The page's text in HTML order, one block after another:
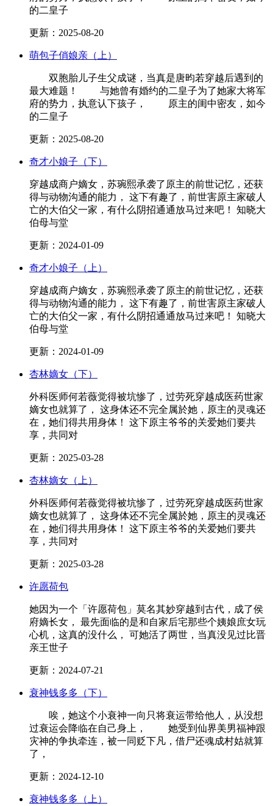
的二皇子
更新：2025-08-20
萌包子俏娘亲（上）
双胞胎儿子生父成谜，当真是唐昀若穿越后遇到的
最大难题！ 与她曾有婚约的二皇子为了她家大将军
府的势力，执意认下孩子， 原主的闺中密友，如今
的二皇子
更新：2025-08-20
奇才小娘子（下）
穿越成商户嫡女，苏琬熙承袭了原主的前世记忆，还获
得与动物沟通的能力， 这下有趣了，前世害原主家破人
亡的大伯父一家，有什么阴招通通放马过来吧！ 知晓大
伯母与堂
更新：2024-01-09
奇才小娘子（上）
穿越成商户嫡女，苏琬熙承袭了原主的前世记忆，还获
得与动物沟通的能力， 这下有趣了，前世害原主家破人
亡的大伯父一家，有什么阴招通通放马过来吧！ 知晓大
伯母与堂
更新：2024-01-09
杏林嫡女（下）
外科医师何若薇觉得被坑惨了，过劳死穿越成医药世家
嫡女也就算了， 这身体还不完全属於她，原主的灵魂还
在，她们得共用身体！ 这下原主爷爷的关爱她们要共
享，共同对
更新：2025-03-28
杏林嫡女（上）
外科医师何若薇觉得被坑惨了，过劳死穿越成医药世家
嫡女也就算了， 这身体还不完全属於她，原主的灵魂还
在，她们得共用身体！ 这下原主爷爷的关爱她们要共
享，共同对
更新：2025-03-28
许愿荷包
她因为一个「许愿荷包」莫名其妙穿越到古代，成了侯
府嫡长女， 最先面临的是和自家后宅那些个姨娘庶女玩
心机，这真的没什么， 可她活了两世，当真没见过比晋
亲王世子
更新：2024-07-21
衰神钱多多（下）
唉，她这个小衰神一向只将衰运带给他人，从没想
过衰运会降临在自己身上， 她受到仙界美男福神跟
灾神的争执牵连，被一同贬下凡，借尸还魂成村姑就算
了，
更新：2024-12-10
衰神钱多多（上）